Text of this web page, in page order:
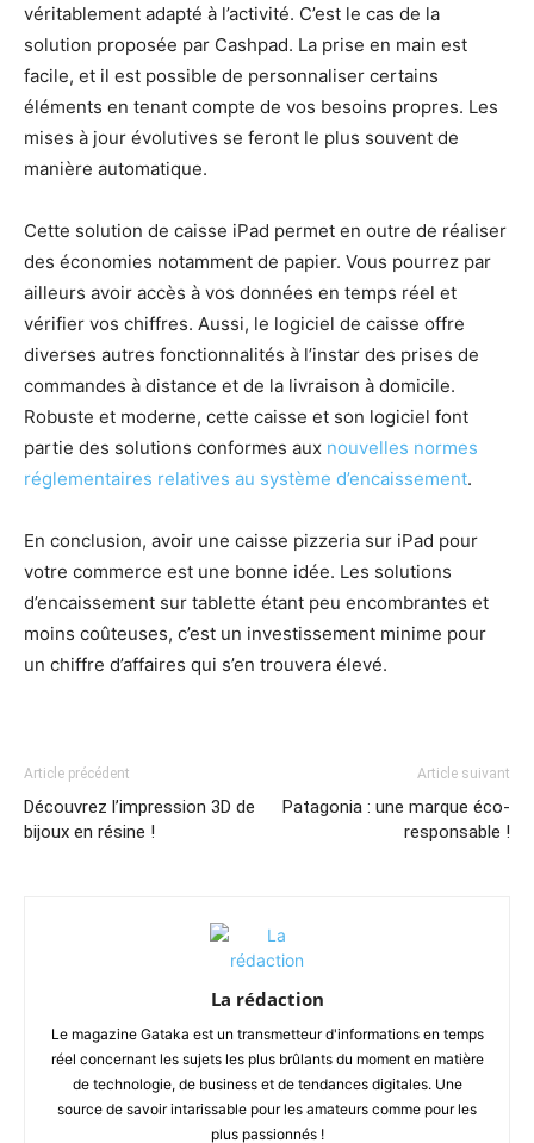
véritablement adapté à l’activité. C’est le cas de la
solution proposée par Cashpad. La prise en main est
facile, et il est possible de personnaliser certains
éléments en tenant compte de vos besoins propres. Les
mises à jour évolutives se feront le plus souvent de
manière automatique.
Cette solution de caisse iPad permet en outre de réaliser
des économies notamment de papier. Vous pourrez par
ailleurs avoir accès à vos données en temps réel et
vérifier vos chiffres. Aussi, le logiciel de caisse offre
diverses autres fonctionnalités à l’instar des prises de
commandes à distance et de la livraison à domicile.
Robuste et moderne, cette caisse et son logiciel font
partie des solutions conformes aux nouvelles normes
réglementaires relatives au système d’encaissement.
En conclusion, avoir une caisse pizzeria sur iPad pour
votre commerce est une bonne idée. Les solutions
d’encaissement sur tablette étant peu encombrantes et
moins coûteuses, c’est un investissement minime pour
un chiffre d’affaires qui s’en trouvera élevé.
Article précédent
Découvrez l’impression 3D de
bijoux en résine !
Article suivant
Patagonia : une marque éco-
responsable !
La rédaction
Le magazine Gataka est un transmetteur d'informations en temps
réel concernant les sujets les plus brûlants du moment en matière
de technologie, de business et de tendances digitales. Une
source de savoir intarissable pour les amateurs comme pour les
plus passionnés !